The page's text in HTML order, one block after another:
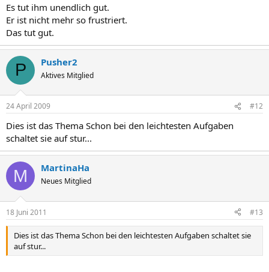
Es tut ihm unendlich gut.
Er ist nicht mehr so frustriert.
Das tut gut.
P Pusher2
Aktives Mitglied
24 April 2009 #12
Dies ist das Thema Schon bei den leichtesten Aufgaben
schaltet sie auf stur...
M MartinaHa
Neues Mitglied
18 Juni 2011 #13
Dies ist das Thema Schon bei den leichtesten Aufgaben schaltet sie
auf stur...